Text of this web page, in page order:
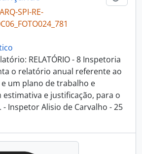
SPI-RE-
RELATÓRIO - 8 Inspetoria
o relatório anual referente ao
um plano de trabalho e
estimativa e justificação, para o
- Inspetor Alisio de Carvalho - 25